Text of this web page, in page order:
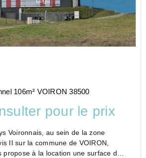
106m² VOIRON 38500
pour le prix
Voironnais, au sein de la zone
II sur la commune de VOIRON,
propose à la location une surface de